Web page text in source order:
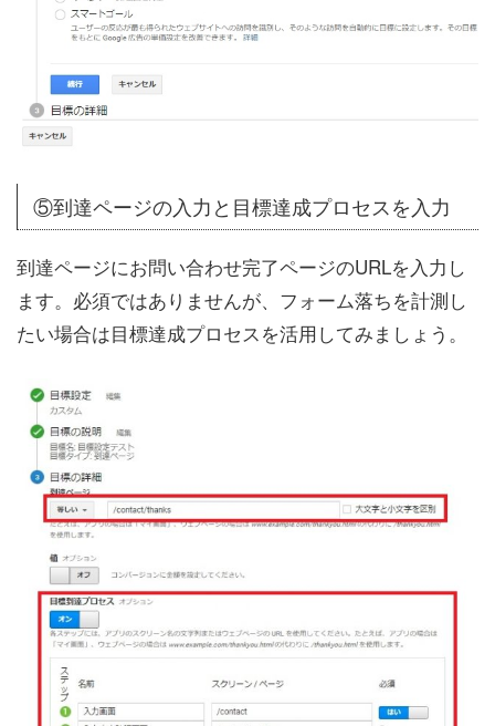
⑤到達ページの入力と目標達成プロセスを入力
到達ページにお問い合わせ完了ページのURLを入力し
ます。必須ではありませんが、フォーム落ちを計測し
たい場合は目標達成プロセスを活用してみましょう。